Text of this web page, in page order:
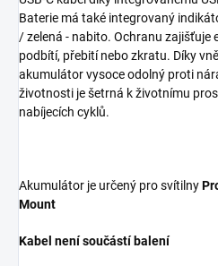
Baterie má také integrovaný
/ zelená - nabito. Ochranu zajišťuje
podbítí, přebití nebo zkratu. Díky
akumulátor vysoce odolný proti
životnosti je šetrná k životnímu
nabíjecích cyklů.
Akumulátor je určený pro svítilny
Mount
Kabel není součástí balení